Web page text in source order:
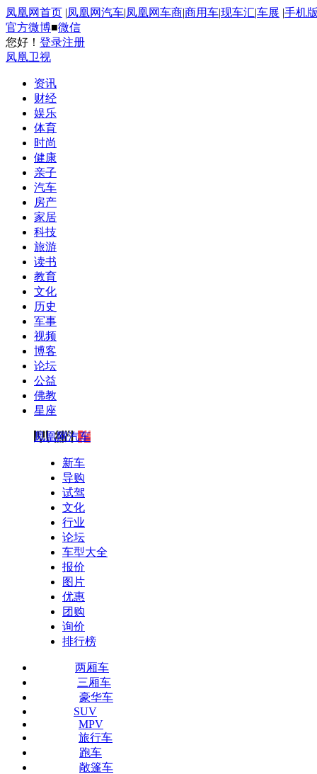
凤凰网首页 |凤凰网汽车|凤凰网车商|商用车|现车汇|车展 |手机
官方微博■微信
您好！ 登录注册
凤凰卫视
资讯
财经
娱乐
体育
时尚
健康
亲子
汽车
房产
家居
科技
旅游
读书
教育
文化
历史
军事
视频
博客
论坛
公益
佛教
星座
凤凰网汽车
新车
导购
试驾
文化
行业
论坛
车型大全
报价
图片
优惠
团购
询价
排行榜
两厢车
三厢车
豪华车
SUV
MPV
旅行车
跑车
敞篷车